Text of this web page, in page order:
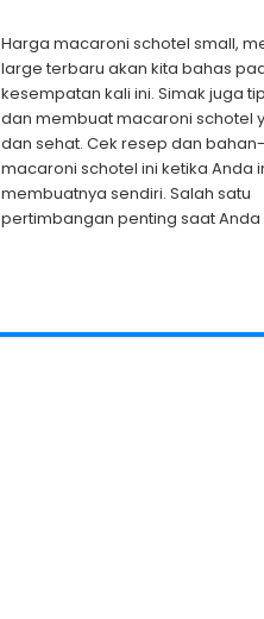
Harga macaroni schotel small,
large terbaru akan kita bahas
kesempatan kali ini. Simak juga
dan membuat macaroni schotel
dan sehat. Cek resep dan
macaroni schotel ini ketika Anda
membuatnya sendiri. Salah satu
pertimbangan penting saat Anda